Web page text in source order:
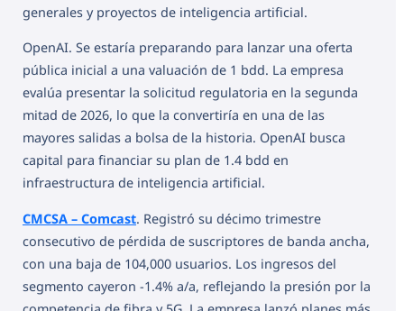
generales y proyectos de inteligencia artificial.
OpenAI. Se estaría preparando para lanzar una oferta
pública inicial a una valuación de 1 bdd. La empresa
evalúa presentar la solicitud regulatoria en la segunda
mitad de 2026, lo que la convertiría en una de las
mayores salidas a bolsa de la historia. OpenAI busca
capital para financiar su plan de 1.4 bdd en
infraestructura de inteligencia artificial.
CMCSA – Comcast. Registró su décimo trimestre
consecutivo de pérdida de suscriptores de banda ancha,
con una baja de 104,000 usuarios. Los ingresos del
segmento cayeron -1.4% a/a, reflejando la presión por la